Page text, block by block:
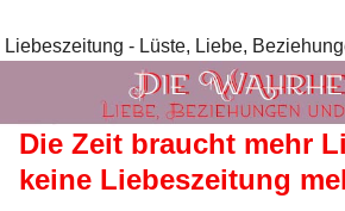
Liebeszeitung - Lüste, Liebe,
Die Zeit braucht mehr
keine Liebeszeitung